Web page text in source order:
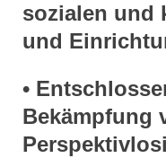
sozialen und
und
•
Bekämpfung